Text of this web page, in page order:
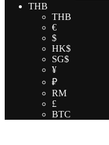
THB
THB
€
$
HK$
SG$
¥
₽
RM
£
BTC